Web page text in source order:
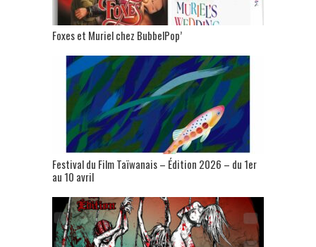
Foxes et Muriel chez BubbelPop’
Festival du Film Taïwanais – Édition 2026 – du 1er
au 10 avril